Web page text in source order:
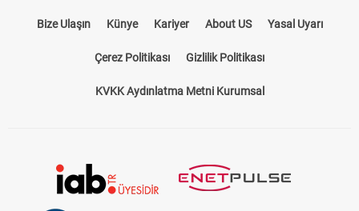
Bize Ulaşın Künye Kariyer About US Yasal Uyarı
Çerez Politikası Gizlilik Politikası
KVKK Aydınlatma Metni Kurumsal